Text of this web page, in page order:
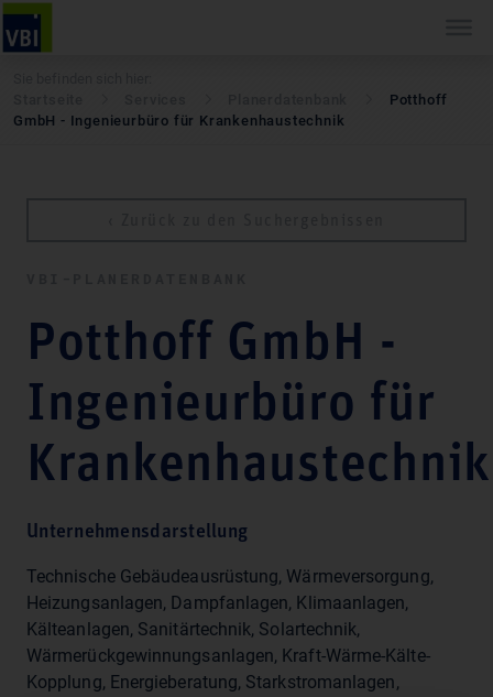
Potthoff
GmbH - Ingenieurbüro für Krankenhaustechnik
Potthoff GmbH -
Ingenieurbüro für
Krankenhaustechnik
Unternehmensdarstellung
Technische Gebäudeausrüstung, Wärmeversorgung,
Heizungsanlagen, Dampfanlagen, Klimaanlagen,
Kälteanlagen, Sanitärtechnik, Solartechnik,
Wärmerückgewinnungsanlagen, Kraft-Wärme-Kälte-
Kopplung, Energieberatung, Starkstromanlagen,